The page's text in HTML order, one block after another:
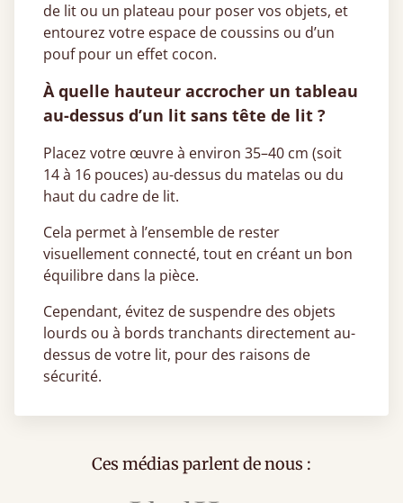
de lit ou un plateau pour poser vos objets, et
entourez votre espace de coussins ou d’un
pouf pour un effet cocon.
À quelle hauteur accrocher un tableau
au-dessus d’un lit sans tête de lit ?
Placez votre œuvre à environ 35–40 cm (soit
14 à 16 pouces) au-dessus du matelas ou du
haut du cadre de lit.
Cela permet à l’ensemble de rester
visuellement connecté, tout en créant un bon
équilibre dans la pièce.
Cependant, évitez de suspendre des objets
lourds ou à bords tranchants directement au-
dessus de votre lit, pour des raisons de
sécurité.
Ces médias parlent de nous :